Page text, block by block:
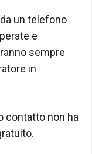
un telefono
e
sempre
in
contatto non ha